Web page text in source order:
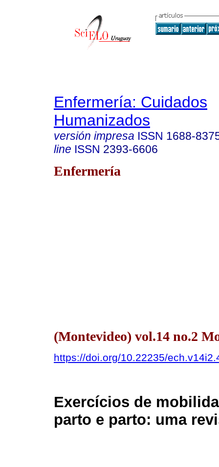
Enfermería: Cuidados
Humanizados
versión impresa ISSN 1688-
line ISSN 2393-6606
Enfermería
(Montevideo) vol.14 no.2
https://doi.org/10.22235/
Exercícios de
parto e parto: uma